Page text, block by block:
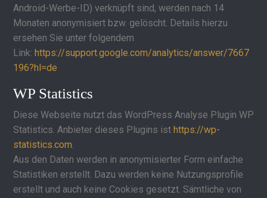
Android-Werbe-ID) verknüpft sind, werden nach 14
Monaten anonymisiert bzw. gelöscht. Details hierzu
ersehen Sie unter folgendem
Link: https://support.google.com/analytics/answer/7667
196?hl=de
WP Statistics
Diese Webseite nutzt das WordPress Analyse Plugin WP
Statistics. Anbieter dieses Plugins ist https://wp-
statistics.com.
Aus den Daten werden in anonymisierter Form einfache
Statistiken erstellt. Dazu werden keine Nutzungsprofile
erstellt und auch keine Cookies gesetzt. Sämtliche von